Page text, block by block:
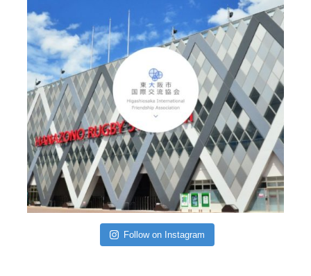
Follow on Instagram